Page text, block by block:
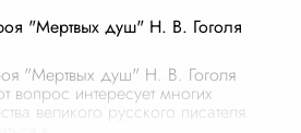
"Мертвых душ" Н. В. Гоголя
"Мертвых душ" Н. В. Гоголя
вопрос интересует многих
великого русского писателя.